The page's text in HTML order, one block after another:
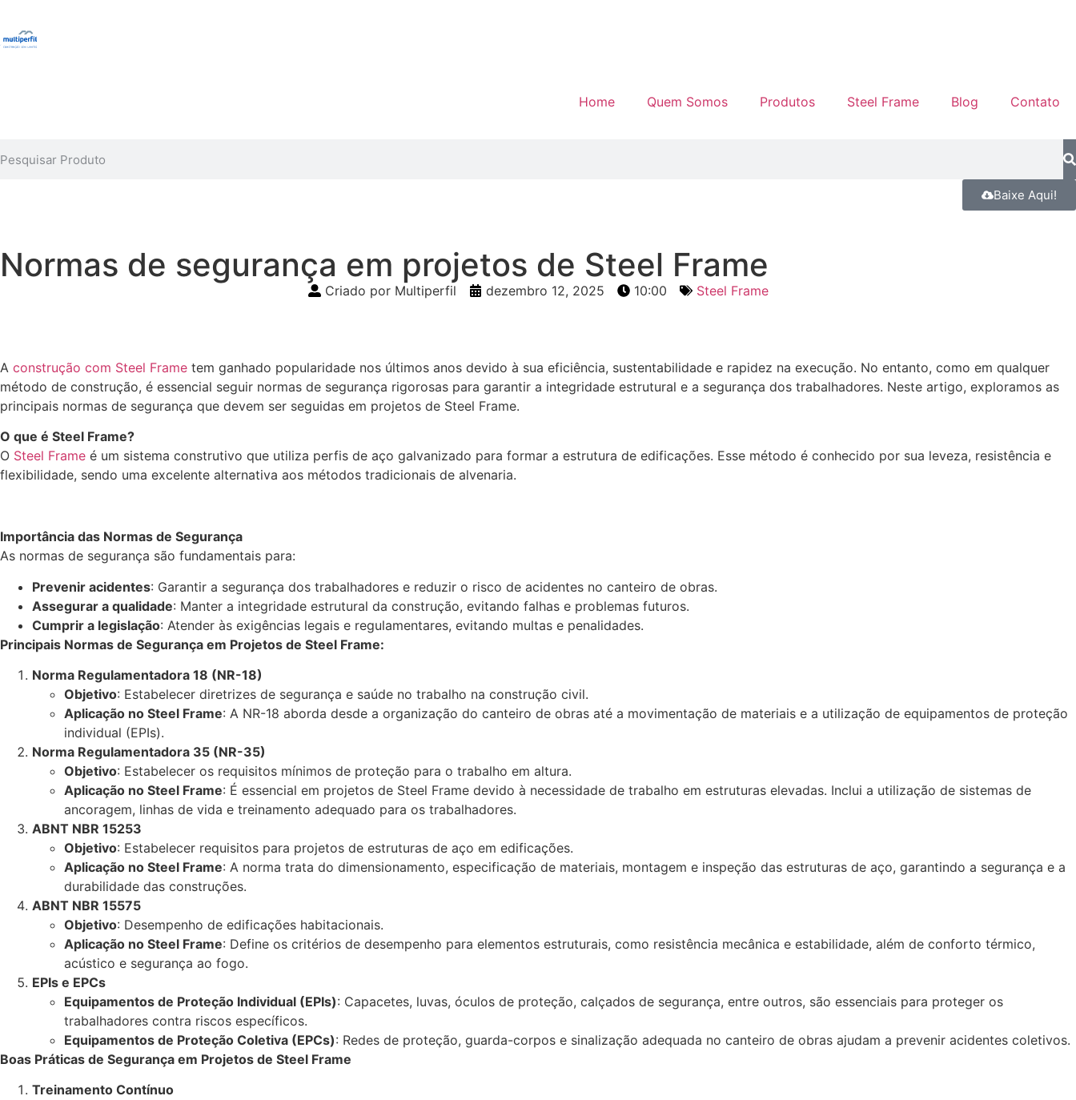
Home Quem Somos Produtos Steel Frame Blog Contato
Baixe Aqui!
Normas de segurança em projetos de Steel Frame
Criado por Multiperfil dezembro 12, 2025 10:00 Steel Frame
A construção com Steel Frame tem ganhado popularidade nos últimos anos devido à sua eficiência, sustentabilidade e rapidez na execução. No entanto, como em qualquer
método de construção, é essencial seguir normas de segurança rigorosas para garantir a integridade estrutural e a segurança dos trabalhadores. Neste artigo, exploramos as
principais normas de segurança que devem ser seguidas em projetos de Steel Frame.
O que é Steel Frame?
O Steel Frame é um sistema construtivo que utiliza perfis de aço galvanizado para formar a estrutura de edificações. Esse método é conhecido por sua leveza, resistência e
flexibilidade, sendo uma excelente alternativa aos métodos tradicionais de alvenaria.
Importância das Normas de Segurança
As normas de segurança são fundamentais para:
Prevenir acidentes: Garantir a segurança dos trabalhadores e reduzir o risco de acidentes no canteiro de obras.
Assegurar a qualidade: Manter a integridade estrutural da construção, evitando falhas e problemas futuros.
Cumprir a legislação: Atender às exigências legais e regulamentares, evitando multas e penalidades.
Principais Normas de Segurança em Projetos de Steel Frame:
Norma Regulamentadora 18 (NR-18)
Objetivo: Estabelecer diretrizes de segurança e saúde no trabalho na construção civil.
Aplicação no Steel Frame: A NR-18 aborda desde a organização do canteiro de obras até a movimentação de materiais e a utilização de equipamentos de proteção
individual (EPIs).
Norma Regulamentadora 35 (NR-35)
Objetivo: Estabelecer os requisitos mínimos de proteção para o trabalho em altura.
Aplicação no Steel Frame: É essencial em projetos de Steel Frame devido à necessidade de trabalho em estruturas elevadas. Inclui a utilização de sistemas de
ancoragem, linhas de vida e treinamento adequado para os trabalhadores.
ABNT NBR 15253
Objetivo: Estabelecer requisitos para projetos de estruturas de aço em edificações.
Aplicação no Steel Frame: A norma trata do dimensionamento, especificação de materiais, montagem e inspeção das estruturas de aço, garantindo a segurança e a
durabilidade das construções.
ABNT NBR 15575
Objetivo: Desempenho de edificações habitacionais.
Aplicação no Steel Frame: Define os critérios de desempenho para elementos estruturais, como resistência mecânica e estabilidade, além de conforto térmico,
acústico e segurança ao fogo.
EPIs e EPCs
Equipamentos de Proteção Individual (EPIs): Capacetes, luvas, óculos de proteção, calçados de segurança, entre outros, são essenciais para proteger os
trabalhadores contra riscos específicos.
Equipamentos de Proteção Coletiva (EPCs): Redes de proteção, guarda-corpos e sinalização adequada no canteiro de obras ajudam a prevenir acidentes coletivos.
Boas Práticas de Segurança em Projetos de Steel Frame
Treinamento Contínuo